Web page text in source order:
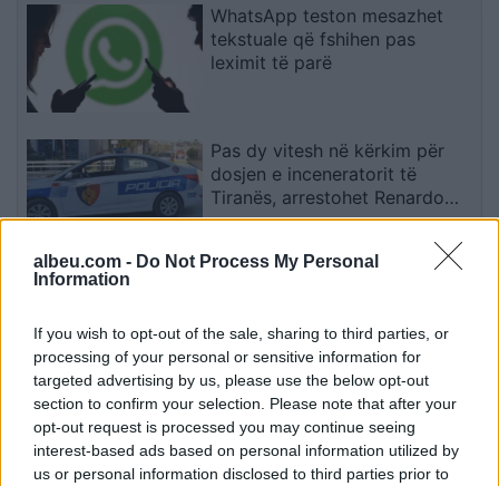
albeu.com - Do Not Process My Personal
Information
If you wish to opt-out of the sale, sharing to third parties, or
processing of your personal or sensitive information for
targeted advertising by us, please use the below opt-out
section to confirm your selection. Please note that after your
opt-out request is processed you may continue seeing
interest-based ads based on personal information utilized by
us or personal information disclosed to third parties prior to
WhatsApp teston mesazhet
tekstuale që fshihen pas
leximit të parë
Pas dy vitesh në kërkim për
dosjen e inceneratorit të
Tiranës, arrestohet Renardo
Nallbani në Palasë
vitin 2027